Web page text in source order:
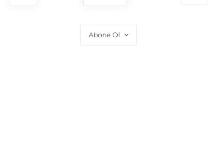
Abone Ol